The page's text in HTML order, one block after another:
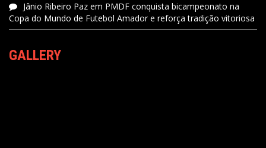
Jânio Ribeiro Paz em PMDF conquista bicampeonato na
Copa do Mundo de Futebol Amador e reforça tradição vitoriosa
GALLERY